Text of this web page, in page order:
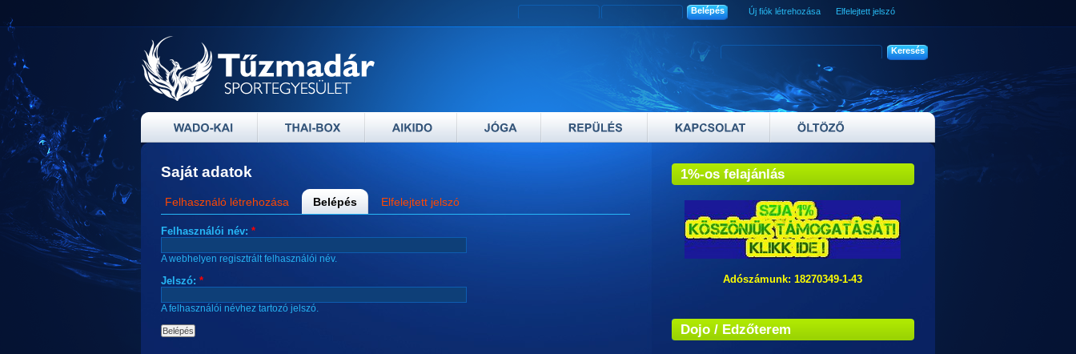
Új fiók létrehozása Elfelejtett jelszó
1%-os felajánlás
Adószámunk: 18270349-1-43
Dojo / Edzőterem
Saját adatok
Felhasználó létrehozása Belépés Elfelejtett jelszó
Felhasználói név: *
A webhelyen regisztrált felhasználói név.
Jelszó: *
A felhasználói névhez tartozó jelszó.